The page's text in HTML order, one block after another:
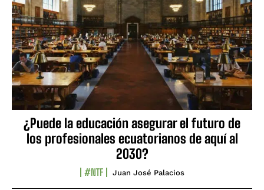
¿Puede la educación asegurar el futuro de
los profesionales ecuatorianos de aquí al
2030?
#NTF Juan José Palacios